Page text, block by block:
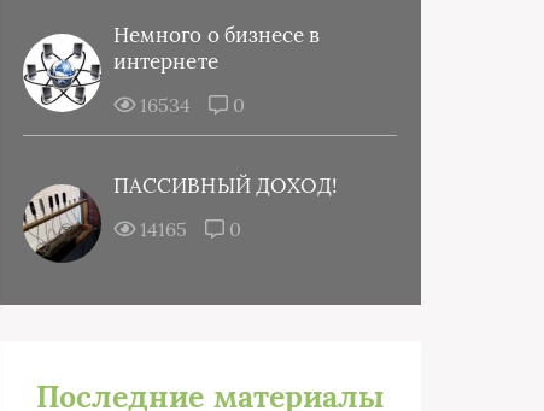
Немного о бизнесе в
интернете
16534 0
ПАССИВНЫЙ ДОХОД!
14165 0
Последние материалы